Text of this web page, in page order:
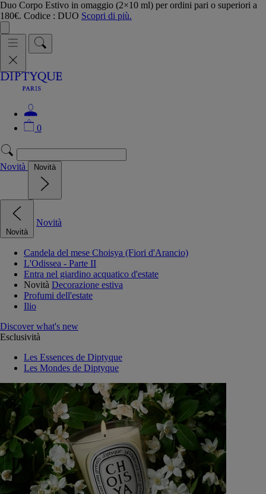
Duo Corpo Estivo in omaggio (2×10 ml) per ordini pari o superiori a
180€. Codice : DUO Scopri di più.
0
Novità Novità
Novità
Novità
Candela del mese Choisya (Fiori d'Arancio)
L'Odissea - Parte II
Entra nel giardino acquatico d'estate
Novità Decorazione estiva
Profumi dell'estate
Ilio
Discover what's new
Esclusività
Les Essences de Diptyque
Les Mondes de Diptyque